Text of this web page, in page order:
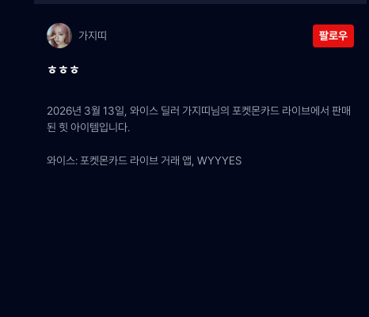
가지띠 팔로우
ㅎㅎㅎ
2026년 3월 13일, 와이스 딜러 가지띠님의 포켓몬카드 라이브에서 판매
된 힛 아이템입니다.
와이스: 포켓몬카드 라이브 거래 앱, WYYYES